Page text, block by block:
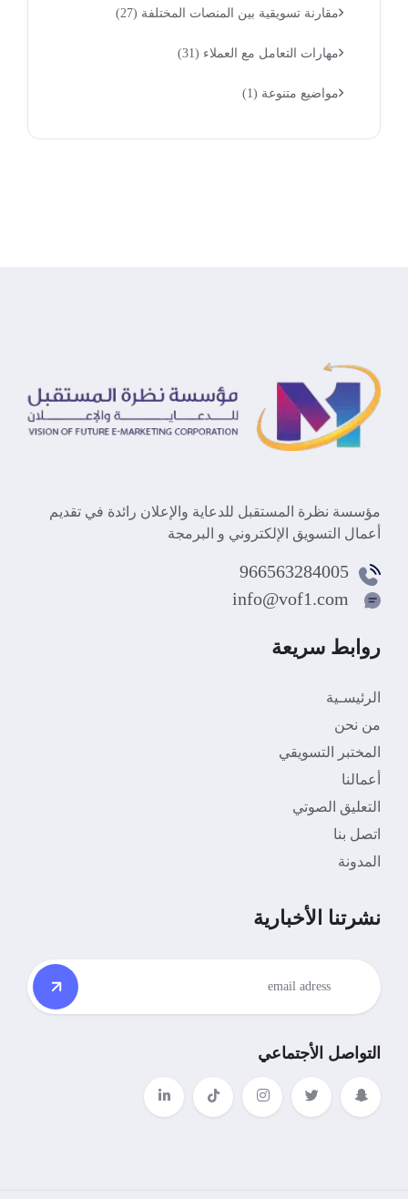
مقارنة تسويقية بين المنصات المختلفة (27)
مهارات التعامل مع العملاء (31)
مواضيع متنوعة (1)
مؤسسة نظرة المستقبل للدعاية والإعلان رائدة في تقديم
أعمال التسويق الإلكتروني و البرمجة
966563284005
info@vof1.com
روابط سريعة
الرئيسـية
من نحن
المختبر التسويقي
أعمالنا
التعليق الصوتي
اتصل بنا
المدونة
نشرتنا الأخبارية
التواصل الأجتماعي